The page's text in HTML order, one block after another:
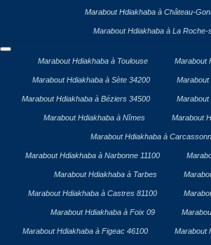
Marabout Hdiakhaba à Château-
Marabout Hdiakhaba à La Roche-
Marabout Hdiakhaba à Toulouse Marabout
Marabout Hdiakhaba à Sète 34200 Marabout
Marabout Hdiakhaba à Béziers 34500 Marabout
Marabout Hdiakhaba à Nîmes Marabout
Marabout Hdiakhaba à
Marabout Hdiakhaba à Narbonne 11100
Marabout Hdiakhaba à Tarbes
Marabout Hdiakhaba à Castres 81100
Marabout Hdiakhaba à Foix 09
Marabout Hdiakhaba à Figeac 46100 Marabout